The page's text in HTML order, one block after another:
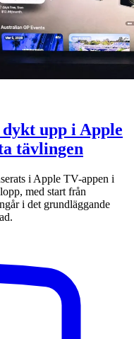
upp i Apple
tävlingen
i Apple TV-appen i
med start från
i det grundläggande